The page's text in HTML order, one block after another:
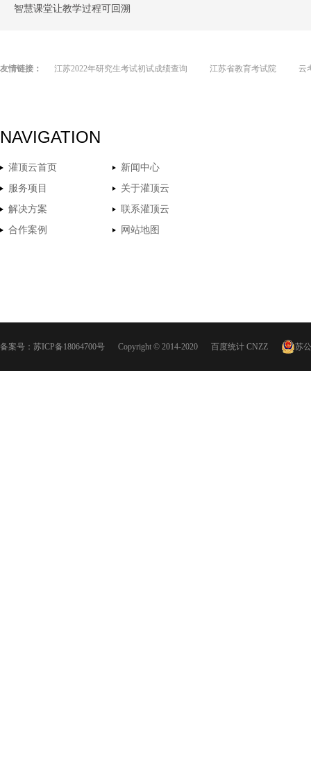
智慧课堂让教学过程可回溯
友情链接： 江苏2022年研究生考试初试成绩查询 江苏省教育考试院 云
NAVIGATION
灌顶云首页
新闻中心
服务项目
关于灌顶云
解决方案
联系灌顶云
合作案例
网站地图
备案号： 苏ICP备18064700号 Copyright © 2014-2020 百度统计 CNZZ 苏